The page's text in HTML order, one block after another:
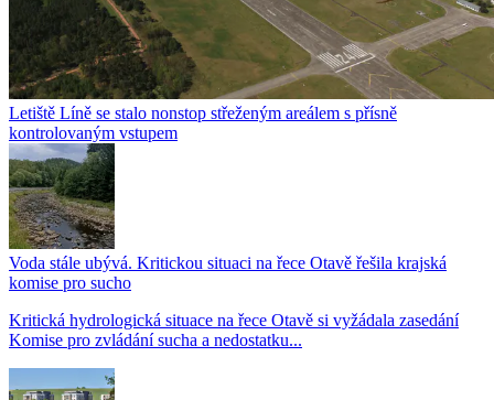
Letiště Líně se stalo nonstop střeženým areálem s přísně
kontrolovaným vstupem
Voda stále ubývá. Kritickou situaci na řece Otavě řešila krajská
komise pro sucho
Kritická hydrologická situace na řece Otavě si vyžádala zasedání
Komise pro zvládání sucha a nedostatku...